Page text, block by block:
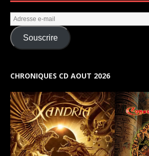
Souscrire
CHRONIQUES CD AOUT 2026